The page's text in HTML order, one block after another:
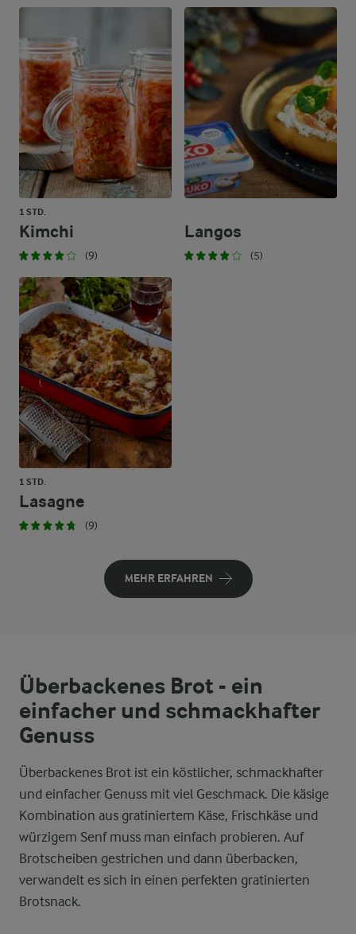
1 STD.
Kimchi
(9)
Langos
(5)
1 STD.
Lasagne
(9)
MEHR ERFAHREN
Überbackenes Brot - ein
einfacher und schmackhafter
Genuss
Überbackenes Brot ist ein köstlicher, schmackhafter
und einfacher Genuss mit viel Geschmack. Die käsige
Kombination aus gratiniertem Käse, Frischkäse und
würzigem Senf muss man einfach probieren. Auf
Brotscheiben gestrichen und dann überbacken,
verwandelt es sich in einen perfekten gratinierten
Brotsnack.